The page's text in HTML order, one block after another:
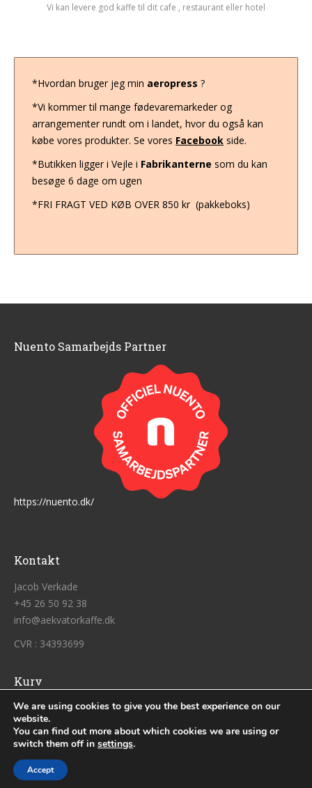
Vi kan levere god kaffe til dit cafe , restaurant eller hotel
*Hvordan bruger jeg min aeropress ?
*Vi kommer til mange fødevaremarkeder og
arrangementer rundt om i landet, hvor du også kan
købe vores produkter. Se vores Facebook side.
*Butikken ligger i Vejle i Fabrikanterne som du kan
besøge 6 dage om ugen
*FRI FRAGT VED KØB OVER 850 kr (pakkeboks)
Nuento Samarbejds Partner
https://nuento.dk/
Kontakt
Jacob Verkade
+45 26 50 92 38
info@aekvatorkaffe.dk
CVR : 34393699
Kurv
Ingen varer i kurven.
We are using cookies to give you the best experience on our
website.
You can find out more about which cookies we are using or
switch them off in settings.
Accept